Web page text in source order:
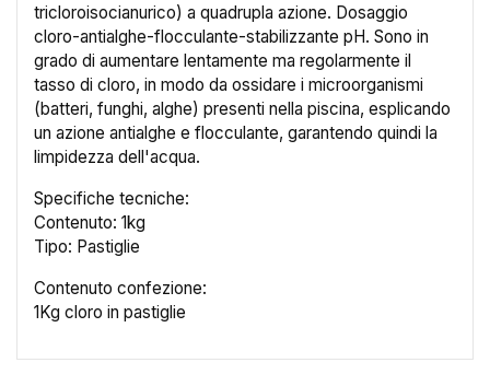
tricloroisocianurico) a quadrupla azione. Dosaggio
cloro-antialghe-flocculante-sta­bilizzante pH. Sono in
grado di aumentare lentamente ma regolarmente il
tasso di cloro, in modo da ossidare i microorgani­smi
(batteri, funghi, alghe) presenti nella piscina, esplicando
un azione antialghe e flocculante, garantendo quindi la
limpidezza dell'acqua.
Specifiche tecniche:
Contenuto: 1kg
Tipo: Pastiglie
Contenuto confezione:
1Kg cloro in pastiglie
Crea lista dei desideri
Nome lista dei desideri